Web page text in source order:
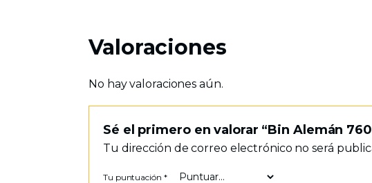
Valoraciones
No hay valoraciones aún.
Sé el primero en valorar “Bin Alemán 760
Tu dirección de correo electrónico no será
Tu puntuación *